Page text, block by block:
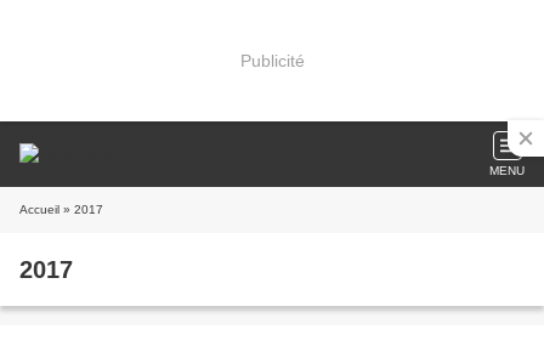
Publicité
MENU
Accueil » 2017
2017